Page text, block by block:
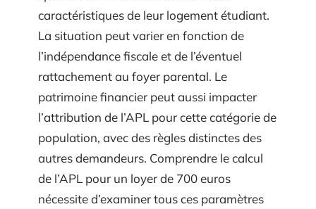
caractéristiques de leur logement étudiant.
La situation peut varier en fonction de
l’indépendance fiscale et de l’éventuel
rattachement au foyer parental. Le
patrimoine financier peut aussi impacter
l’attribution de l’APL pour cette catégorie de
population, avec des règles distinctes des
autres demandeurs. Comprendre le calcul
de l’APL pour un loyer de 700 euros
nécessite d’examiner tous ces paramètres